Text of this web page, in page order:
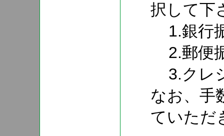
択して下
1.銀行
2.郵便
3.クレ
なお、手
ていただ